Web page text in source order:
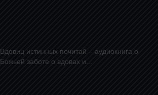
Вдовиц истинных почитай – аудиокнига о
Божьей заботе о вдовах и...